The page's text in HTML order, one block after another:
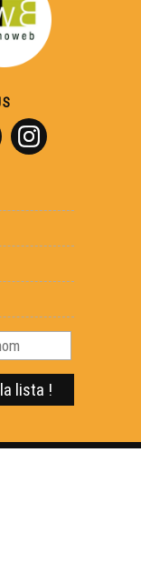
shiulat d'Aas per
Decla - Clinhada